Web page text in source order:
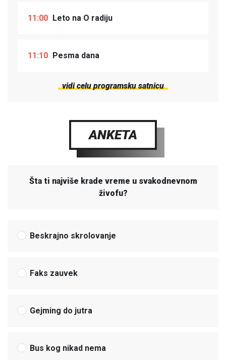
11:00 Leto na O radiju
11:10 Pesma dana
vidi celu programsku satnicu
ANKETA
Šta ti najviše krade vreme u svakodnevnom
živofu?
Beskrajno skrolovanje
Faks zauvek
Gejming do jutra
Bus kog nikad nema